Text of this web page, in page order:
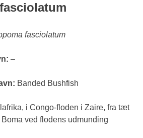
fasciolatum
–
Banded Bushfish
i Congo-floden i Zaire, fra tæt
ved flodens udmunding